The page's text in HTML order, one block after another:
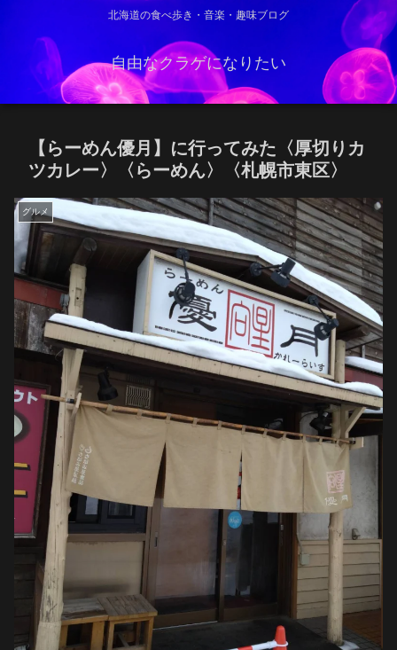
北海道の食べ歩き・音楽・趣味ブログ
自由なクラゲになりたい
【らーめん優月】に行ってみた〈厚切りカ
ツカレー〉〈らーめん〉〈札幌市東区〉
グルメ